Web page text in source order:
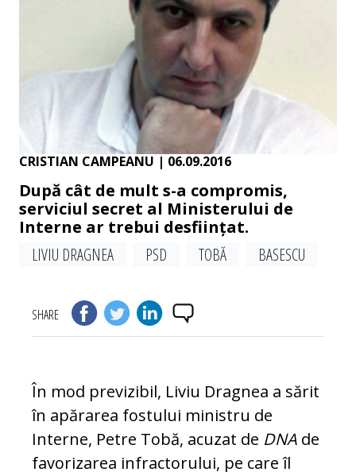
CRISTIAN CAMPEANU | 06.09.2016
După cât de mult s-a compromis,
serviciul secret al Ministerului de
Interne ar trebui desființat.
LIVIU DRAGNEA
PSD TOBĂ BASESCU
SHARE
În mod previzibil, Liviu Dragnea a sărit
în apărarea fostului ministru de
Interne, Pe­tre Tobă, acuzat de DNA de
favorizarea in­fractorului, pe care îl